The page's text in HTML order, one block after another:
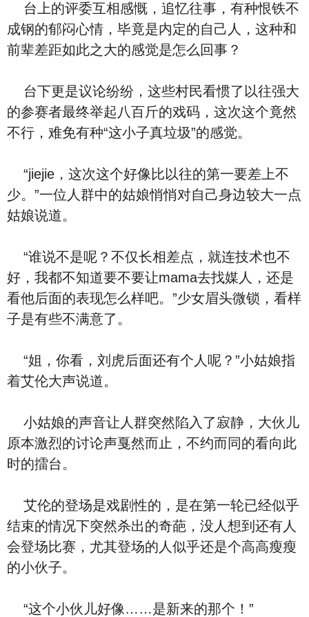
台上的评委互相感慨，追忆往事，有种恨铁不
成钢的郁闷心情，毕竟是内定的自己人，这种和
前辈差距如此之大的感觉是怎么回事？
台下更是议论纷纷，这些村民看惯了以往强大
的参赛者最终举起八百斤的戏码，这次这个竟然
不行，难免有种“这小子真垃圾”的感觉。
“jiejie，这次这个好像比以往的第一要差上不
少。”一位人群中的姑娘悄悄对自己身边较大一点
姑娘说道。
“谁说不是呢？不仅长相差点，就连技术也不
好，我都不知道要不要让mama去找媒人，还是
看他后面的表现怎么样吧。”少女眉头微锁，看样
子是有些不满意了。
“姐，你看，刘虎后面还有个人呢？”小姑娘指
着艾伦大声说道。
小姑娘的声音让人群突然陷入了寂静，大伙儿
原本激烈的讨论声戛然而止，不约而同的看向此
时的擂台。
艾伦的登场是戏剧性的，是在第一轮已经似乎
结束的情况下突然杀出的奇葩，没人想到还有人
会登场比赛，尤其登场的人似乎还是个高高瘦瘦
的小伙子。
“这个小伙儿好像……是新来的那个！”